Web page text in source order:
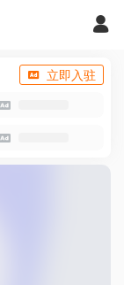
立即入驻